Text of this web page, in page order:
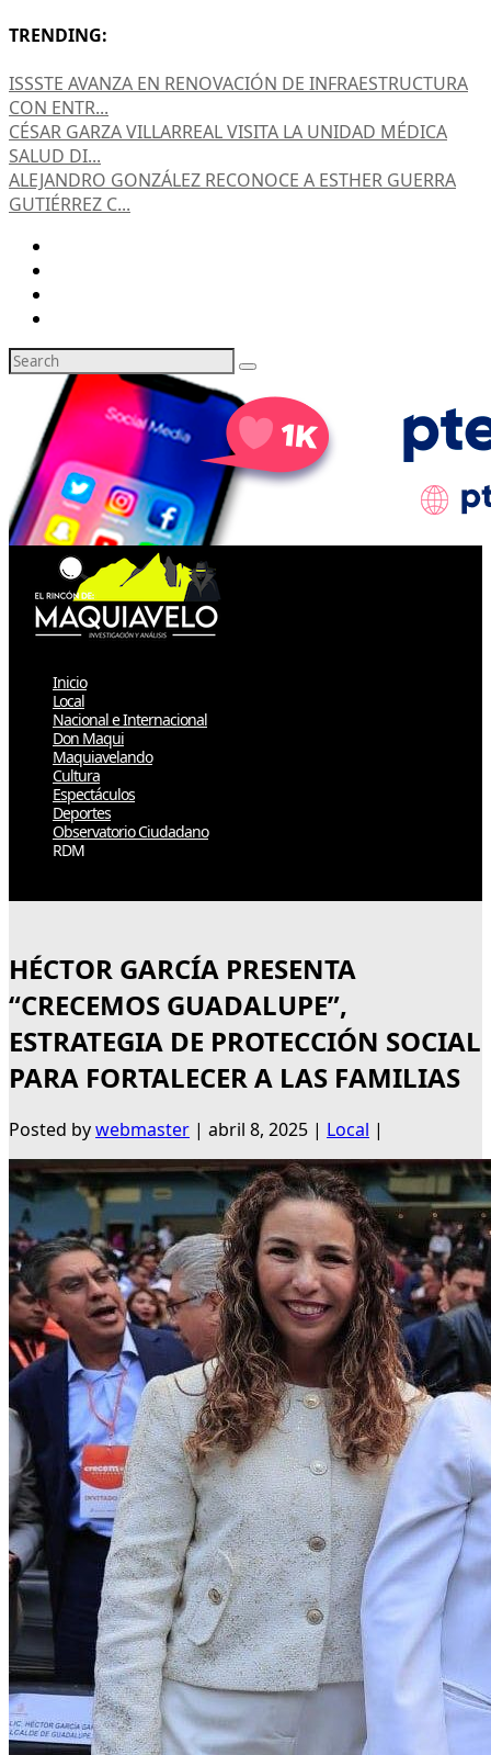
TRENDING:
ISSSTE AVANZA EN RENOVACIÓN DE INFRAESTRUCTURA
CON ENTR...
CÉSAR GARZA VILLARREAL VISITA LA UNIDAD MÉDICA
SALUD DI...
ALEJANDRO GONZÁLEZ RECONOCE A ESTHER GUERRA
GUTIÉRREZ C...
Inicio
Local
Nacional e Internacional
Don Maqui
Maquiavelando
Cultura
Espectáculos
Deportes
Observatorio Ciudadano
RDM
HÉCTOR GARCÍA PRESENTA
“CRECEMOS GUADALUPE”,
ESTRATEGIA DE PROTECCIÓN SOCIAL
PARA FORTALECER A LAS FAMILIAS
Posted bywebmaster | abril 8, 2025 | Local |